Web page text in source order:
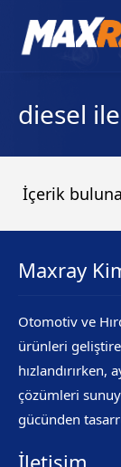
diesel
İçerik
Maxray
Otomotiv ve
ürünleri
hızlandırırken,
çözümleri
gücünden
İletişim